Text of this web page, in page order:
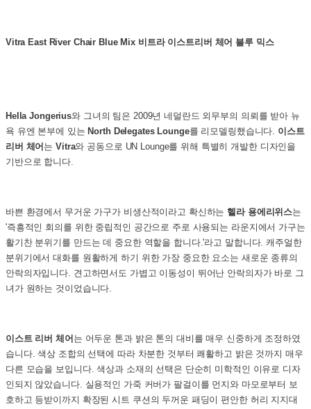
Vitra East River Chair Blue Mix 비트라 이스트리버 체어 블루 믹스
Hella Jongerius와 그녀의 팀은 2009년 네덜란드 외무부의 의뢰를 받아 뉴
욕 유엔 본부에 있는 North Delegates Lounge를 리모델링했습니다. 이스트
리버 체어 는Vitra와 공동으로 UN Lounge를 위해 특별히 개발한 디자인을
기반으로 합니다.
바쁜 환경에서 무거운 가구가 비생산적이라고 확신하는헬라 용에리위스는
'즉흥적인 회의를 위한 중립적인 공간으로 주로 사용되는 라운지에서 가구는
활기찬 분위기를 만드는 데 중요한 역할을 합니다.'라고 말합니다. 캐주얼한
분위기에서 대화를 원활하게 하기 위한 가장 중요한 요소는 새로운 종류의
안락의자입니다. 견고하면서도 가볍고 이동성이 뛰어난 안락의자가 바로 그
녀가 원하는 것이었습니다.
이스트 리버 체어 는 어두운 톤과 밝은 톤의 대비를 매우 신중하게 조정하였
습니다. 색상 조합의 선택에 따라 차분한 것부터 쾌활하고 밝은 것까지 매우
다른 모습을 보입니다. 색상과 소재의 선택은 단순히 미학적인 이유로 디자
인되지 않았습니다. 실용적인 가죽 커버가 팔걸이를 먼지와 마모로부터 보
호하고 등받이까지 확장된 시트 쿠션의 두꺼운 패딩이 편안한 허리 지지대